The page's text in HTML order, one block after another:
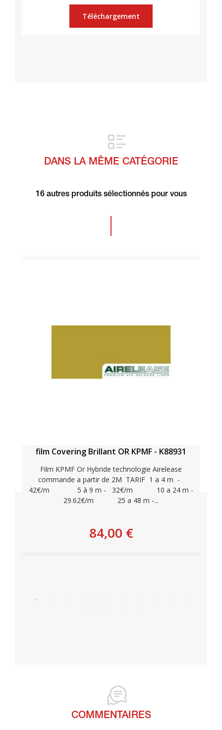
Téléchargement
DANS LA MÊME CATÉGORIE
16 autres produits sélectionnés pour vous
Personnaliser
film Covering Brillant OR KPMF - K88931
Film KPMF Or Hybride technologie Airelease
commande a partir de 2M TARIF 1 a 4 m -
42€/m 5 à 9 m - 32€/m 10 a 24 m -
29.62€/m 25 a 48 m -...
84,00 €
COMMENTAIRES